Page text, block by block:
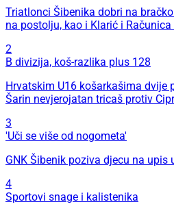
Triatlonci Šibenika dobri na
na postolju, kao i Klarić i
2
B divizija, koš-razlika plus 128
Hrvatskim U16 košarkašima dvije
Šarin nevjerojatan tricaš protiv
3
'Uči se više od nogometa'
GNK Šibenik poziva djecu na upis
4
Sportovi snage i kalistenika